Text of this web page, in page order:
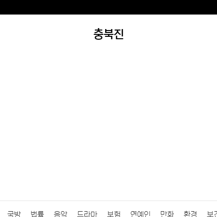
충북진
국방 법률 음악 드라마 보험 연예인 만화 환경 보